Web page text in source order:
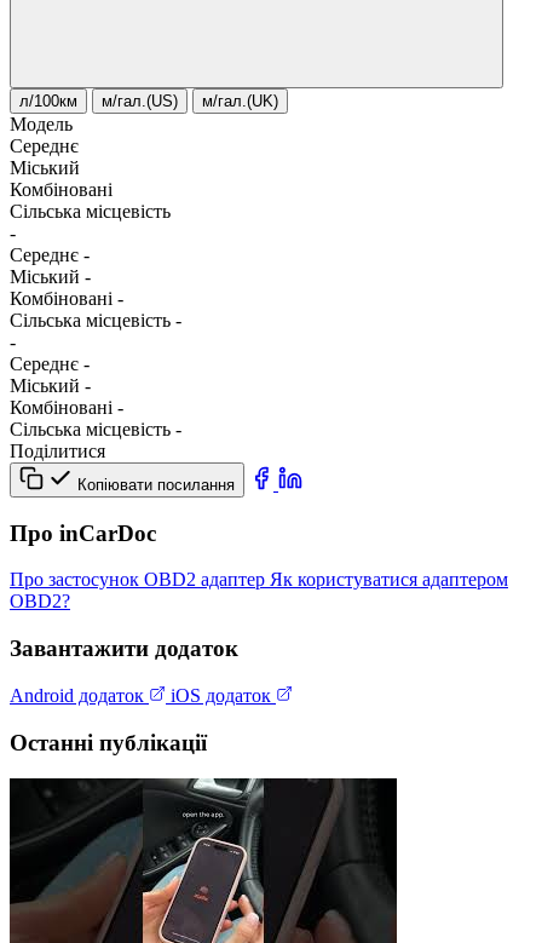
л/100км м/гал.(US) м/гал.(UK)
Модель
Середнє
Міський
Комбіновані
Сільська місцевість
-
Середнє -
Міський -
Комбіновані -
Сільська місцевість -
-
Середнє -
Міський -
Комбіновані -
Сільська місцевість -
Поділитися
Копіювати посилання
Про inCarDoc
Про застосунок OBD2 адаптер Як користуватися адаптером
OBD2?
Завантажити додаток
Android додаток iOS додаток
Останні публікації